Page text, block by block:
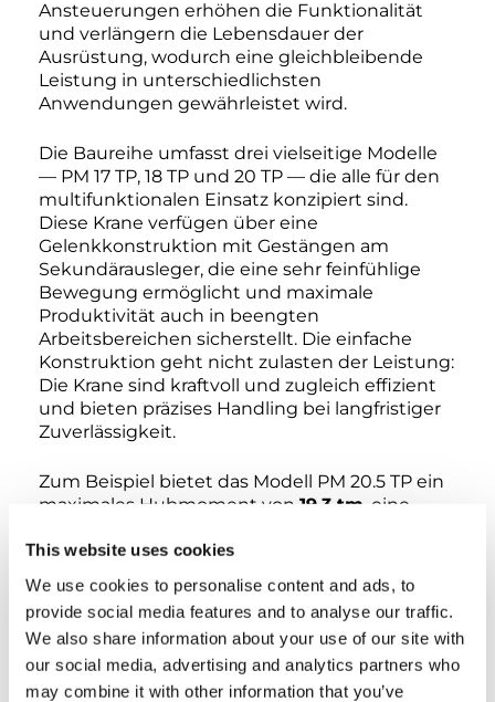
This website uses cookies
We use cookies to personalise content and ads, to
provide social media features and to analyse our traffic.
We also share information about your use of our site with
our social media, advertising and analytics partners who
may combine it with other information that you’ve
Ansteuerungen erhöhen die Funktionalität
und verlängern die Lebensdauer der
Ausrüstung, wodurch eine gleichbleibende
Leistung in unterschiedlichsten
Anwendungen gewährleistet wird.
Die Baureihe umfasst drei vielseitige Modelle
— PM 17 TP, 18 TP und 20 TP — die alle für den
multifunktionalen Einsatz konzipiert sind.
Diese Krane verfügen über eine
Gelenkkonstruktion mit Gestängen am
Sekundärausleger, die eine sehr feinfühlige
Bewegung ermöglicht und maximale
Produktivität auch in beengten
Arbeitsbereichen sicherstellt. Die einfache
Konstruktion geht nicht zulasten der Leistung:
Die Krane sind kraftvoll und zugleich effizient
und bieten präzises Handling bei langfristiger
Zuverlässigkeit.
Zum Beispiel bietet das Modell PM 20.5 TP ein
maximales Hubmoment von 19,3 tm , eine
vertikale Reichweite von
gewährleistet es einen sicheren und
effizienten Betrieb mit Abstützbreiten bis
msowie einem Schwenkwinkel von410°
unterstützt durch ein Schwenkdrehmoment
von38 kNm.